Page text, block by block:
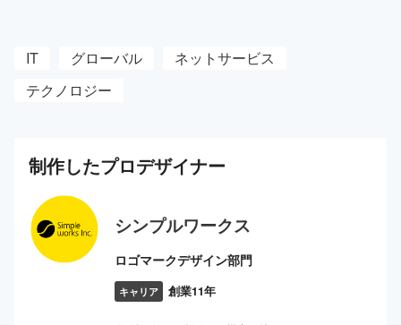
IT グローバル
ネットサービス
テクノロジー
制作したプロデザイナー
シンプルワークス
ロゴマークデザイン部門
キャリア 創業11年